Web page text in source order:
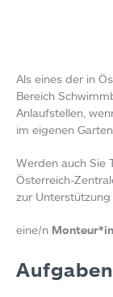
Als eines der in
Bereich
Anlaufstellen,
im eigenen
Werden auch Sie
Österreich-
zur Unterstützung
eine/n Monteur*in